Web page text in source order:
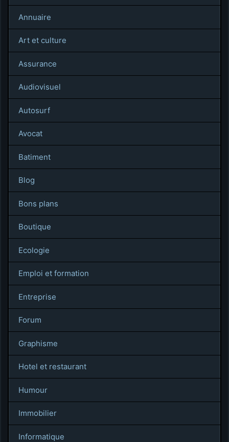
Annuaire
Art et culture
Assurance
Audiovisuel
Autosurf
Avocat
Batiment
Blog
Bons plans
Boutique
Ecologie
Emploi et formation
Entreprise
Forum
Graphisme
Hotel et restaurant
Humour
Immobilier
Informatique